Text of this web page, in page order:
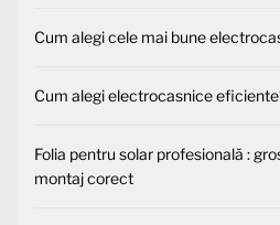
Cum alegi cele mai bune
Cum alegi electrocasnice
Folia pentru solar profesională :
montaj corect